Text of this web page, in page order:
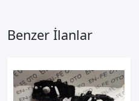
Benzer İlanlar